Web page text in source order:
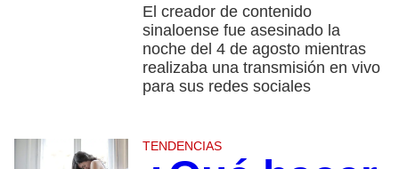
El creador de contenido
sinaloense fue asesinado la
noche del 4 de agosto mientras
realizaba una transmisión en vivo
para sus redes sociales
TENDENCIAS